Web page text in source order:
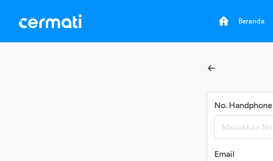
Beranda
No. Handphone
Email